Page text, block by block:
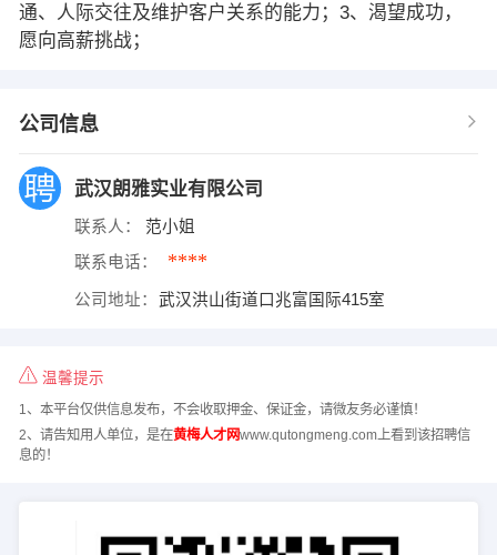
通、人际交往及维护客户关系的能力；3、渴望成功，
愿向高薪挑战；
公司信息
武汉朗雅实业有限公司
联系人： 范小姐
联系电话： ****
公司地址： 武汉洪山街道口兆富国际415室
温馨提示
1、本平台仅供信息发布，不会收取押金、保证金，请微友务必谨慎！
2、请告知用人单位，是在黄梅人才网www.qutongmeng.com上看到该招聘信
息的！